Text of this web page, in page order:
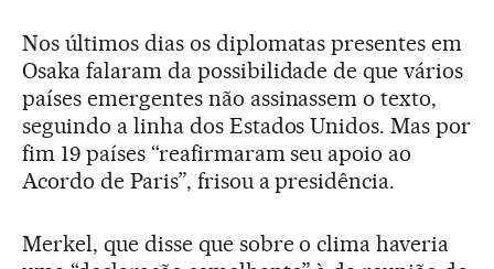
Nos últimos dias os diplomatas presentes em
Osaka falaram da possibilidade de que vários
países emergentes não assinassem o texto,
seguindo a linha dos Estados Unidos. Mas por
fim 19 países “reafirmaram seu apoio ao
Acordo de Paris”, frisou a presidência.
Merkel, que disse que sobre o clima haveria